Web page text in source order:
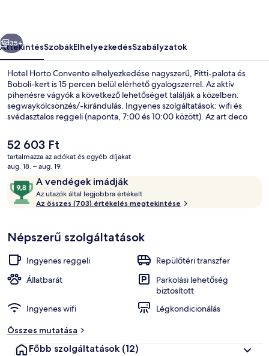
Következő
35+
ÁttekintésSzobákElhelyezkedésSzabályzatok
Hotel Horto Convento elhelyezkedése nagyszerű, Pitti-palota és
Boboli-kert is 15 percen belül elérhető gyalogszerrel. Az aktív
pihenésre vágyók a következő lehetőséget találják a közelben:
segwaykölcsönzés/-kirándulás. Ingyenes szolgáltatások: wifi és
svédasztalos reggeli (naponta, 7:00 és 10:00 között). Az art deco
snack bár/delikát és kert. Más utazók imádják a szálláshely következő
jellemzőit: segítőkész személyzet és a szálláshely általános állapota.
Rövid sétával megközelíthető a tömegközlekedés: Alamanni -
Stazione Santa Maria Novella villamosmegálló 14 perc séta.
A
jelenlegi
ár
52 603 Ft
tartalmazza az adókat és egyéb díjakat
aug. 18. – aug. 19.
ÉrtékelésekA vendégek imádják
9,8
ennyiből:
10,
vendégek
imádják
Az utazók által legjobbra értékelt
z
t
z
ó
k
á
l
l
Az összes (703) értékelés megtekintése
Népszerű szolgáltatások
Ingyenes reggeli
Repülőtéri transzfer
Állatbarát
Parkolási lehetőség
biztosított
Ingyenes wifi
Légkondicionálás
Összes mutatása
Főbb szolgáltatások (12)